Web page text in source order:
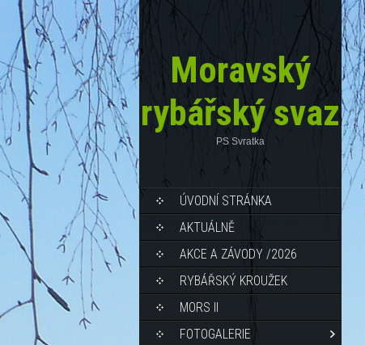
Moravský
rybářský svaz
PS Svratka
ÚVODNÍ STRÁNKA
AKTUÁLNĚ
AKCE A ZÁVODY /2026
RYBÁŘSKÝ KROUŽEK
MORS II
FOTOGALERIE